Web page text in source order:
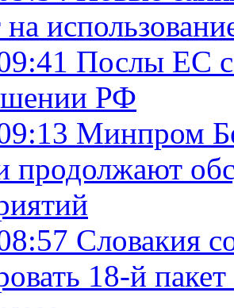
на
Послы ЕС
РФ
Минпром
продолжают
Словакия
18-й